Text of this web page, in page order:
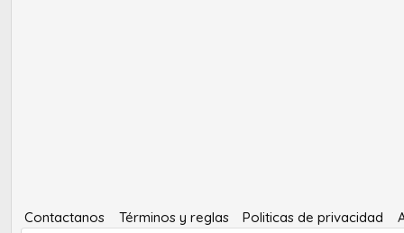
Contactanos Términos y reglas Politicas de privacidad